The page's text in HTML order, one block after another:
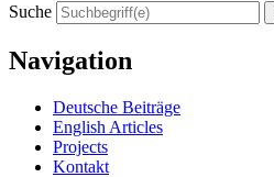
Suche
Navigation
Deutsche Beiträge
English Articles
Projects
Kontakt